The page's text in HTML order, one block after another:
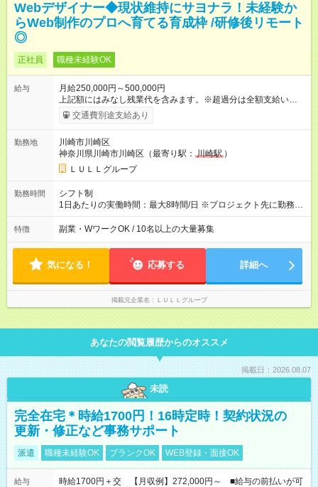
Webデザイナー◆現状維持にサヨナラ！未経験か
らWeb制作のプロへ育てる育成枠 /研修後リモート
◎
正社員 職種未経験OK
給与
月給250,000円～500,000円
上記額にはみなし残業代を含みます。※超過分は全額支給いたし
ます。 みなし残業代 21,675円／月 みなし残業時間 12時間／月 -
------------------------------------------------------- ≪経験者の方は以下と
万円～＋業績賞与＋交通費＋各種手当 ※固定残業代（30時間/6
万6，610円分）を含む。超過分は追加支給いたします 能力やス
キルを考慮し初任給を決定。経験者の方は前給考慮も可能で
す！ ◎昇給年1回（研修終了後） ◎賞与年2回（2月・8月）＋業
績賞与あり ◤スキルアップも、収入アップも。◢ 入社後の成長
や頑張りは、しっかり給与で還元しています。 実際にほぼ全員
上アップした社員も。 エンジニアへの還元率は業界高水準の
87％。 スキルを磨いた分だけ、収入アップも目指せる環境で
す！ 【試用期間】試用期間あり 試用期間の長さ：6ヶ月 ※ 雇用
形態と給与に、本採用時と異なる部分があります。 雇用形態：
中途採用（契約社員） 給与：月給 230,000円以上 上記額にはみ
なし残業代を含みます。※超過分は全額支給いたします。 みな
別途支給いたします ※研修期間中（最大12ヶ月間）も、試用期
交通費別途支給あり
勤務地
川崎市川崎区
神奈川県川崎市川崎区（最寄り駅： 川崎駅 ）
ＬＵＬＬグループ
勤務時間
シフト制
1日あたりの実働時間：最大8時間/日 ※プロジェクト先に勤務時
間は異なります 【シフト例】 ・10時00分～19時00分 ・9時00
分～18時00分 平均残業時間：月10時間以内
特徴 副業・WワークOK / 10名以上の大量募集
気になる！ 応募する 詳細へ
掲載元企業名 ＬＵＬＬグループ
あなたの閲覧履歴からのオススメ
掲載日：2026.08.07
未読
完全在宅＊時給1700円！16時定時！契約状況の
更新・修正など事務サポート
派遣 職種未経験OK ブランクOK WEB登録・面接OK
給与
時給1700円＋交 【月収例】272,000円～ ■給与の前払いが可